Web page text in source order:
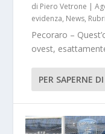
di Piero Vetrone |
evidenza, News,
Pecoraro –
ovest,
PER SAPERNE